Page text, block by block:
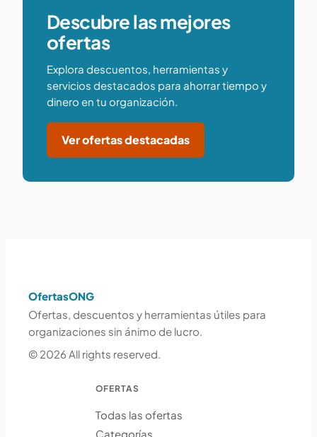
Descubre las mejores
ofertas
Explora descuentos, herramientas y
servicios destacados para ahorrar tiempo y
dinero en tu organización.
Ver ofertas destacadas
OfertasONG
Ofertas, descuentos y herramientas útiles para
organizaciones sin ánimo de lucro.
© 2026 All rights reserved.
OFERTAS
Todas las ofertas
Categorías